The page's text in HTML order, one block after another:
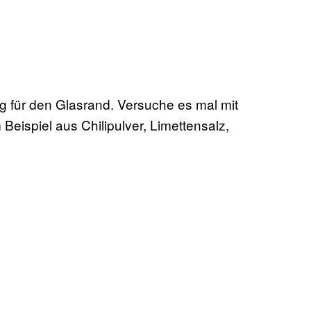
für den Glasrand. Versuche es mal mit
aus Chilipulver, Limettensalz,